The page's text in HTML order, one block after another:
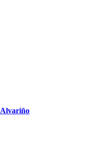
Alvariño